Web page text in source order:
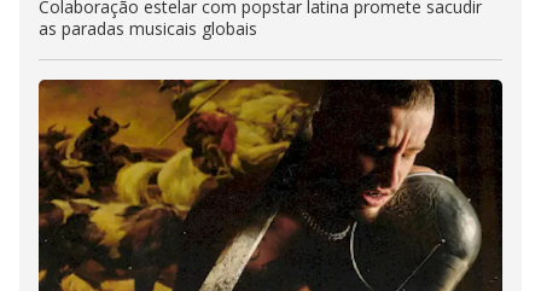
Colaboração estelar com popstar latina promete sacudir
as paradas musicais globais